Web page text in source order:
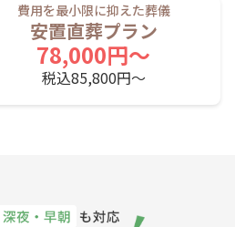
新札幌駅
平和駅
札幌駅
費用を最小限に抑えた葬儀
安置直葬プラン
78,000円〜
税込85,800円〜